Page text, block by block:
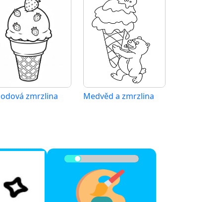
zmrzlina Medvěd a zmrzlina